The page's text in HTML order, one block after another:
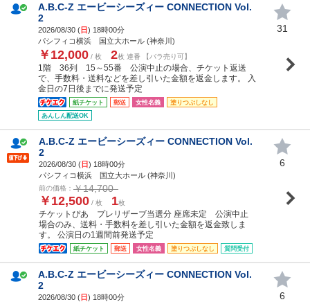
A.B.C-Z エービーシーズィー CONNECTION Vol.
2
2026/08/30 (日) 18時00分
パシフィコ横浜 国立大ホール (神奈川)
￥12,000 / 枚 2枚 連番 【バラ売り可】
1階 36列 15～55番 公演中止の場合、チケット返送
で、手数料・送料などを差し引いた金額を返金します。 入
金日の7日後までに発送予定
紙チケット 郵送 女性名義
塗りつぶしなし
あんしん配送OK
31
A.B.C-Z エービーシーズィー CONNECTION Vol.
2
2026/08/30 (日) 18時00分
パシフィコ横浜 国立大ホール (神奈川)
前の価格： ￥14,700
￥12,500 / 枚 1枚
チケットぴあ プレリザーブ当選分 座席未定 公演中止
場合のみ、送料・手数料を差し引いた金額を返金致しま
す。 公演日の1週間前発送予定
紙チケット 郵送 女性名義 塗りつぶしなし 質問受付
6
A.B.C-Z エービーシーズィー CONNECTION Vol.
2
2026/08/30 (日) 18時00分
6